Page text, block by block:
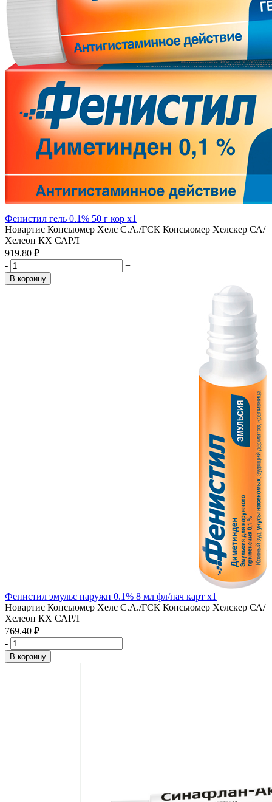
Фенистил гель 0.1% 50 г кор x1
Новартис Консьюмер Хелс С.А./ГСК Консьюмер Хелскер СА/
Хелеон КХ САРЛ
919.80 ₽
-
+
В корзину
Фенистил эмульс наружн 0.1% 8 мл фл/пач карт x1
Новартис Консьюмер Хелс С.А./ГСК Консьюмер Хелскер СА/
Хелеон КХ САРЛ
769.40 ₽
-
+
В корзину